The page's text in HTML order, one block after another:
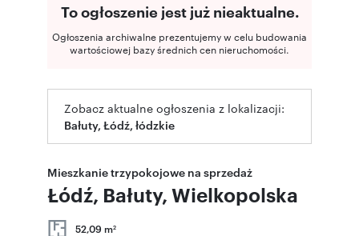
To ogłoszenie jest już nieaktualne.
Ogłoszenia archiwalne prezentujemy w celu budowania
wartościowej bazy średnich cen nieruchomości.
Zobacz aktualne ogłoszenia z lokalizacji:
Bałuty, Łódź, łódzkie
Mieszkanie trzypokojowe na sprzedaż
Łódź, Bałuty, Wielkopolska
52,09 m2